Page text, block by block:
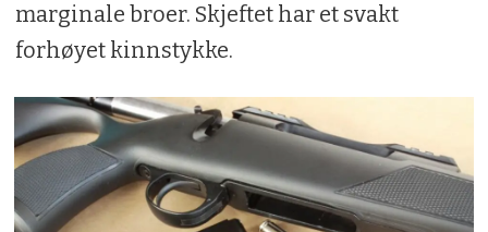
marginale broer. Skjeftet har et svakt
forhøyet kinnstykke.